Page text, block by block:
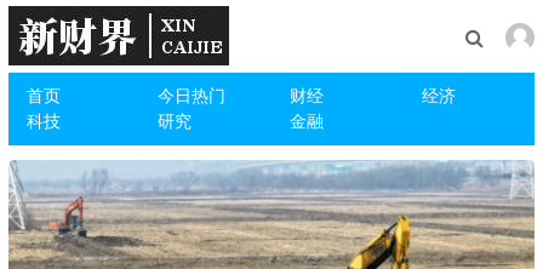
首页 今日热门 财经
经济
科技
研究 金融